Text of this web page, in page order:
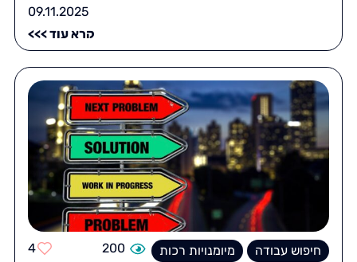
09.11.2025
קרא עוד >>>
חיפוש עבודה מיומנויות רכות 200
4